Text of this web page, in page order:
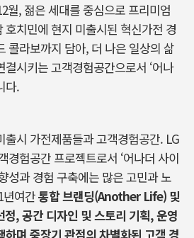
월, 젊은 세대를 중심으로 프리미엄
치민에 현지 미출시된 혁신가전 경
콜라보까지 담아, 더 나은 일상의 삶
시키는 고객경험공간으로서 ‘어나
다.
출시 가전제품들과 고객경험공간. LG
경험공간 프로젝트로서 ‘어나더 사이
성과 경험 구축에는 많은 고민과 노
년여간통합 브랜딩(Another Life) 및
, 공간 디자인 및 스토리 기획, 운영
며 중장기 관점의 차별화된 고객 경